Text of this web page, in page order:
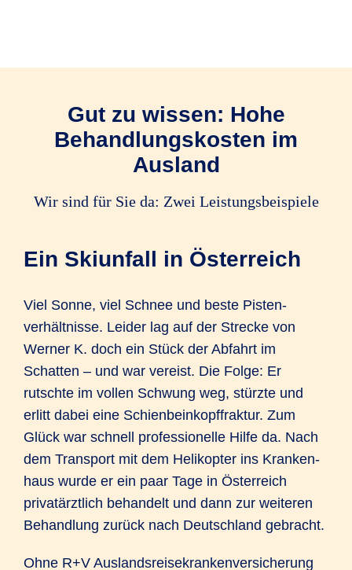
Gut zu wissen: Hohe
Behandlungs­kosten im
Ausland
Wir sind für Sie da: Zwei Leistungsbeispiele
Ein Skiunfall in Österreich
Viel Sonne, viel Schnee und beste Pisten­
verhält­nisse. Leider lag auf der Strecke von
Werner K. doch ein Stück der Abfahrt im
Schatten – und war vereist. Die Folge: Er
rutschte im vollen Schwung weg, stürzte und
erlitt dabei eine Schien­bein­kopf­fraktur. Zum
Glück war schnell professio­nelle Hilfe da. Nach
dem Trans­port mit dem Heli­kopter ins Kranken­
haus wurde er ein paar Tage in Öster­reich
privat­ärztlich behandelt und dann zur weiteren
Behand­lung zurück nach Deutsch­land gebracht.
Ohne R+V Auslands­reise­kranken­versicherung